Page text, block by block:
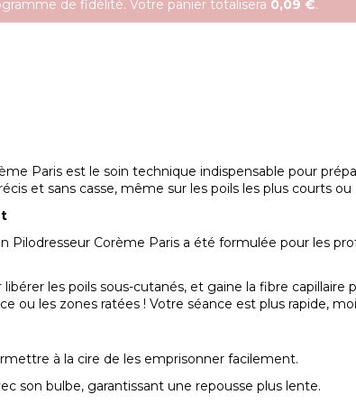
de fidélité. Votre panier totalisera 0,09 €.
Paris est le soin technique indispensable pour
et sans casse, même sur les poils les plus courts ou
Corème Paris a été formulée pour les
les poils sous-cutanés, et gaine la fibre
ou les zones ratées ! Votre séance est plus rapide,
à la cire de les emprisonner facilement.
son bulbe, garantissant une repousse plus lente.